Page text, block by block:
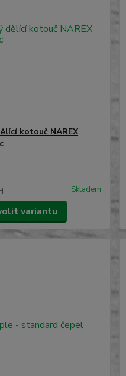
kotouč NAREX
Skladem
variantu